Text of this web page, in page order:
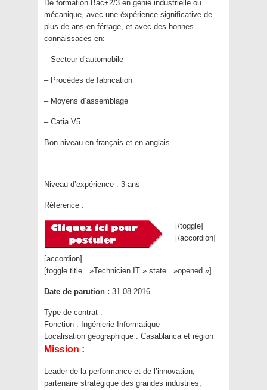
De formation Bac+2/3 en génie industrielle ou
mécanique, avec une éxpérience significative de
plus de ans en férrage, et avec des bonnes
connaissaces en:
– Secteur d’automobile
– Procédes de fabrication
– Moyens d’assemblage
– Catia V5
Bon niveau en français et en anglais.
Niveau d’expérience : 3 ans
Référence :
[/toggle]
[/accordion]
[accordion]
[toggle title= »Technicien IT » state= »opened »]
Date de parution : 31-08-2016
Type de contrat : –
Fonction : Ingénierie Informatique
Localisation géographique : Casablanca et région
Mission :
Leader de la performance et de l’innovation,
partenaire stratégique des grandes industries,